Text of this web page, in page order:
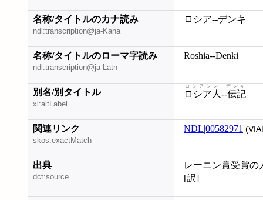
名称/タイトルのカナ読み
ndl:transcription@ja-Kana
ロシア--デンキ
名称/タイトルのローマ字読み
ndl:transcription@ja-Latn
Roshia--Denki
別名/別タイトル
xl:altLabel
ロシア人--伝記
ロシアジン--デンキ
関連リンク
skos:exactMatch
NDL|00582971
出典
dct:source
レーニン賞受賞の
[訳]